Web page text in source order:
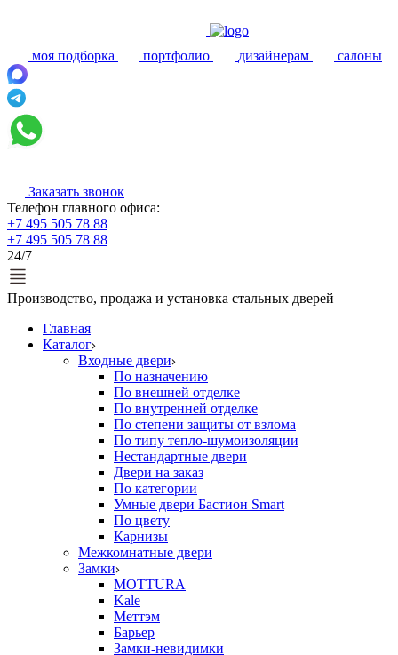
моя подборка портфолио дизайнерам салоны
Заказать звонок
Телефон главного офиса:
+7 495 505 78 88
+7 495 505 78 88
24/7
Производство, продажа и установка стальных дверей
Главная
Каталог
Входные двери
По назначению
По внешней отделке
По внутренней отделке
По степени защиты от взлома
По типу тепло-шумоизоляции
Нестандартные двери
Двери на заказ
По категории
Умные двери Бастион Smart
По цвету
Карнизы
Межкомнатные двери
Замки
MOTTURA
Kale
Меттэм
Барьер
Замки-невидимки